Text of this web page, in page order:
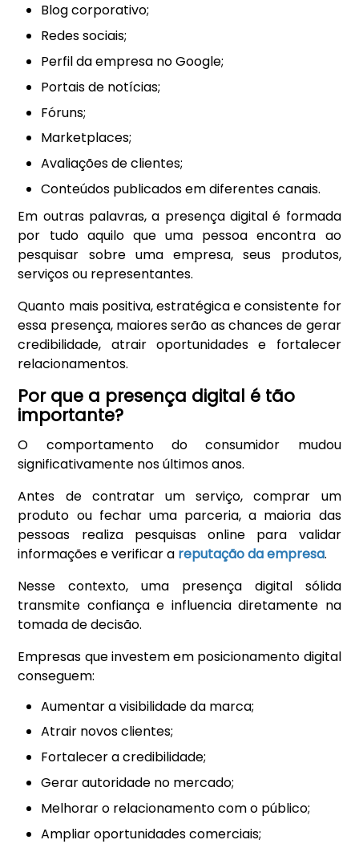
Blog corporativo;
Redes sociais;
Perfil da empresa no Google;
Portais de notícias;
Fóruns;
Marketplaces;
Avaliações de clientes;
Conteúdos publicados em diferentes canais.
Em outras palavras, a presença digital é formada
por tudo aquilo que uma pessoa encontra ao
pesquisar sobre uma empresa, seus produtos,
serviços ou representantes.
Quanto mais positiva, estratégica e consistente for
essa presença, maiores serão as chances de gerar
credibilidade, atrair oportunidades e fortalecer
relacionamentos.
Por que a presença digital é tão
importante?
O comportamento do consumidor mudou
significativamente nos últimos anos.
Antes de contratar um serviço, comprar um
produto ou fechar uma parceria, a maioria das
pessoas realiza pesquisas online para validar
informações e verificar a reputação da empresa.
Nesse contexto, uma presença digital sólida
transmite confiança e influencia diretamente na
tomada de decisão.
Empresas que investem em posicionamento digital
conseguem:
Aumentar a visibilidade da marca;
Atrair novos clientes;
Fortalecer a credibilidade;
Gerar autoridade no mercado;
Melhorar o relacionamento com o público;
Ampliar oportunidades comerciais;